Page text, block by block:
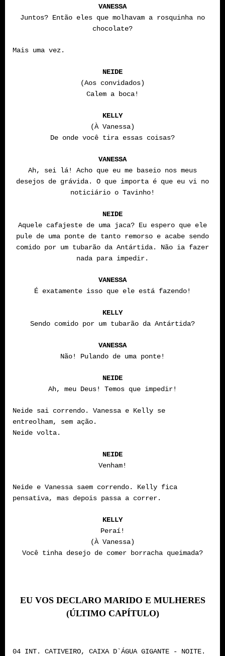
VANESSA
Juntos? Então eles que molhavam a rosquinha no
chocolate?
Mais uma vez.
NEIDE
(Aos convidados)
Calem a boca!
KELLY
(À Vanessa)
De onde você tira essas coisas?
VANESSA
Ah, sei lá! Acho que eu me baseio nos meus
desejos de grávida. O que importa é que eu vi no
noticiário o Tavinho!
NEIDE
Aquele cafajeste de uma jaca? Eu espero que ele
pule de uma ponte de tanto remorso e acabe sendo
comido por um tubarão da Antártida. Não ia fazer
nada para impedir.
VANESSA
É exatamente isso que ele está fazendo!
KELLY
Sendo comido por um tubarão da Antártida?
VANESSA
Não! Pulando de uma ponte!
NEIDE
Ah, meu Deus! Temos que impedir!
Neide sai correndo. Vanessa e Kelly se
entreolham, sem ação.
Neide volta.
NEIDE
Venham!
Neide e Vanessa saem correndo. Kelly fica
pensativa, mas depois passa a correr.
KELLY
Peraí!
(À Vanessa)
Você tinha desejo de comer borracha queimada?
EU VOS DECLARO MARIDO E MULHERES
(ÚLTIMO CAPÍTULO)
04 INT. CATIVEIRO, CAIXA D`ÁGUA GIGANTE - NOITE.